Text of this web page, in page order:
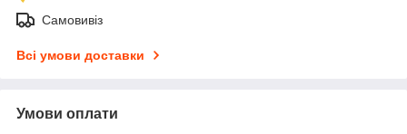
Самовивіз
Всі умови доставки
Умови оплати